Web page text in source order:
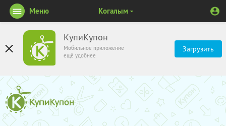
КупиКупон
Мобильное приложение
ещё удобнее
Загрузить
Меню Когалым